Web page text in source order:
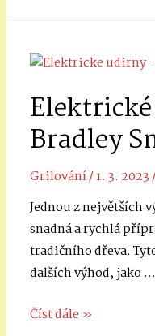
bydlení
zahradou
bez
utrácení
milionů
Bradley
Grilování/1. 3. 2023
Jednou z největších
snadná a rychlá
tradičního dřeva.
dalších výhod, jako …
Elektrické
Číst dále »